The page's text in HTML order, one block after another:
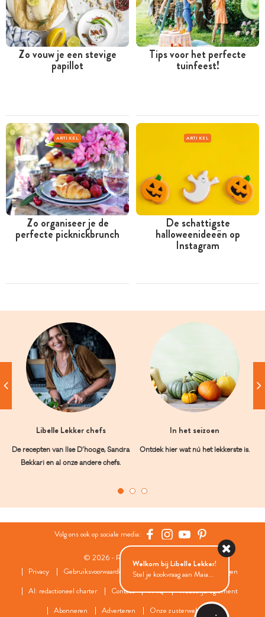
Zo vouw je een stevige
papillot
Tips voor het perfecte
tuinfeest!
ARTIKEL
Zo organiseer je de
perfecte picknickbrunch
ARTIKEL
De schattigste
halloweenideeën op
Instagram
Libelle Lekker chefs
De recepten van Ilse D’hooge, Sandra
Bekkari en al onze andere chefs.
In het seizoen
Ontdek hier wat nú het lekkerste is.
Volg ons ook op sociale media:
© 2026 - Roularta Media Group
Privacy
Gebruiksvoorwaarden Cookies
Cookies instellingen
AI: redactioneel charter
Contact FAQ
Wedstrijdreglement
Abonneren
Adverteren Onze zusterwebsites
Welkom bij Libelle Lekker!
Stel je kookvraag aan Maia...